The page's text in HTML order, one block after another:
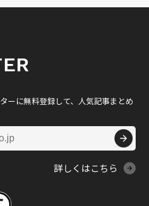
ーに無料登録して、人気記事まとめ
詳しくはこちら